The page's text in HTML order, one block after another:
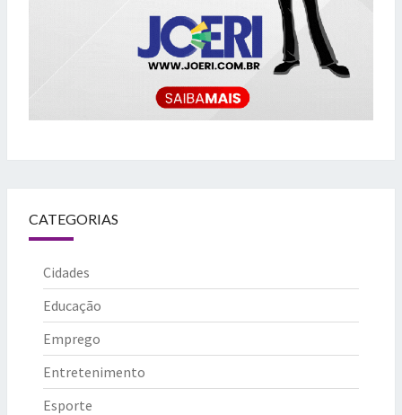
CATEGORIAS
Cidades
Educação
Emprego
Entretenimento
Esporte